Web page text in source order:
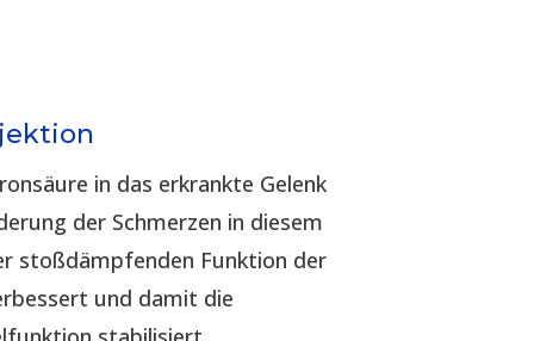
in das erkrankte Gelenk
der Schmerzen in diesem
stoßdämpfenden Funktion der
und damit die